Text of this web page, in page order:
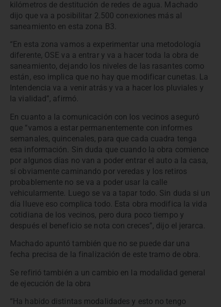
kilómetros de destitución de redes de agua. Machado
dijo que va a posibilitar 2.500 conexiones más al
saneamiento en esta zona B3.
“En esta zona vamos a experimentar una metodología
diferente, OSE va a entrar y va a hacer toda la obra de
saneamiento, dejando los niveles de las rasantes como
están, eso implica que no hay que modificar cunetas. La
Intendencia va a venir atrás y va a hacer los pluviales y
la vialidad”, afirmó.
En cuanto a la comunicación con los vecinos aseguró
que “vamos a estar permanentemente con informes
semanales, quincenales, para que cada cuadra tenga
esa información. Sin duda que cuando la obra comience
por algunos días no van a poder entrar el auto a la casa,
sí obviamente caminando por veredas y los retiros
probablemente no se va a poder usar la calle
vehicularmente. Luego se va a tapar todo. Sin duda si un
día llueve eso complica todo. Esta obra modifica la vida
cotidiana de los vecinos, pero dura poco tiempo y
después el beneficio se nota con creces”, dijo el jerarca.
Machado apuntó también que no se puede dar una
fecha precisa de la finalización de este tramo de obra.
Se refirió también a un cambio en la modalidad general
de ejecución de la obra
“Ha habido distintas modalidades y esto no tengo